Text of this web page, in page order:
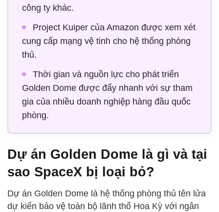
công ty khác.
Project Kuiper của Amazon được xem xét
cung cấp mạng vệ tinh cho hệ thống phòng
thủ.
Thời gian và nguồn lực cho phát triển
Golden Dome được đẩy nhanh với sự tham
gia của nhiều doanh nghiệp hàng đầu quốc
phòng.
Dự án Golden Dome là gì và tại
sao SpaceX bị loại bỏ?
Dự án Golden Dome là hệ thống phòng thủ tên lửa
dự kiến bảo vệ toàn bộ lãnh thổ Hoa Kỳ với ngân